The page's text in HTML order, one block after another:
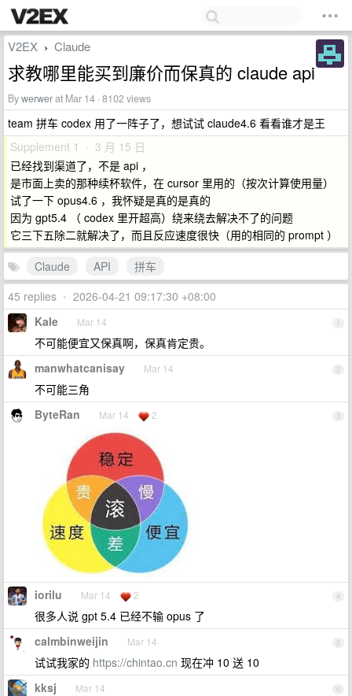
V2EX › Claude
求教哪里能买到廉价而保真的 claude api
Bywerwerat Mar 14 · 8102 views
team 拼车 codex 用了一阵子了，想试试 claude4.6 看看谁才是王
Supplement 1 · 3 月 15 日
已经找到渠道了，不是 api ，
是市面上卖的那种续杯软件，在 cursor 里用的（按次计算使用量）
试了一下 opus4.6 ，我怀疑是真的是真的
因为 gpt5.4 （ codex 里开超高）绕来绕去解决不了的问题
它三下五除二就解决了，而且反应速度很快（用的相同的 prompt ）
Claude
API
拼车
45 replies • 2026-04-21 09:17:30 +08:00
1
Kale Mar 14
不可能便宜又保真啊，保真肯定贵。
2
manwhatcanisay Mar 14
不可能三角
3
ByteRan Mar 14 2
4
iorilu Mar 14 2
很多人说 gpt 5.4 已经不输 opus 了
5
calmbinweijin Mar 14
试试我家的 https://chintao.cn 现在冲 10 送 10
6
kksj Mar 14